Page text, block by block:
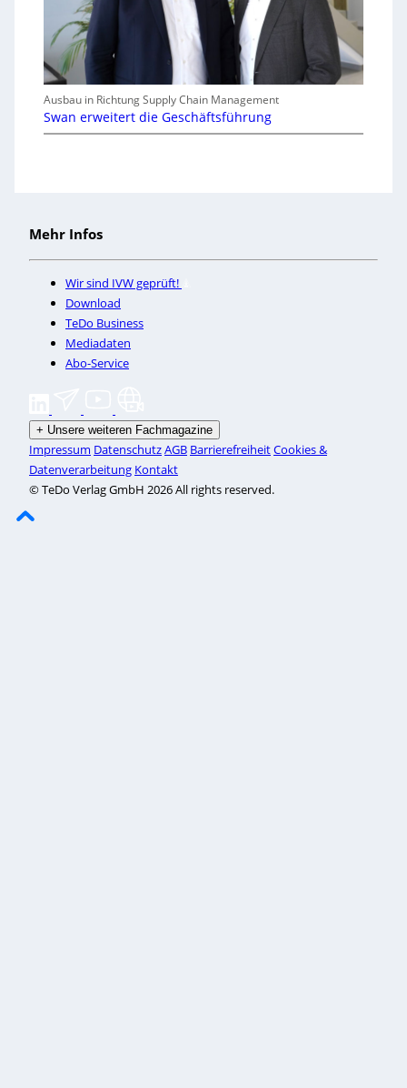
Ausbau in Richtung Supply Chain Management
Swan erweitert die Geschäftsführung
Mehr Infos
Wir sind IVW geprüft!
Download
TeDo Business
Mediadaten
Abo-Service
+ Unsere weiteren Fachmagazine
Impressum DatenschutzAGB BarrierefreiheitCookies &
Datenverarbeitung Kontakt
© TeDo Verlag GmbH 2026 All rights reserved.